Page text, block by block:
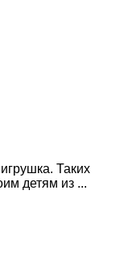
Таких
детям из ...